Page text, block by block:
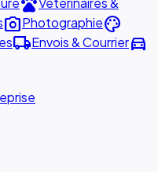
pets
photo_cameraPhotographiepalette
local_shippingEnvois & Courrierdirections_car